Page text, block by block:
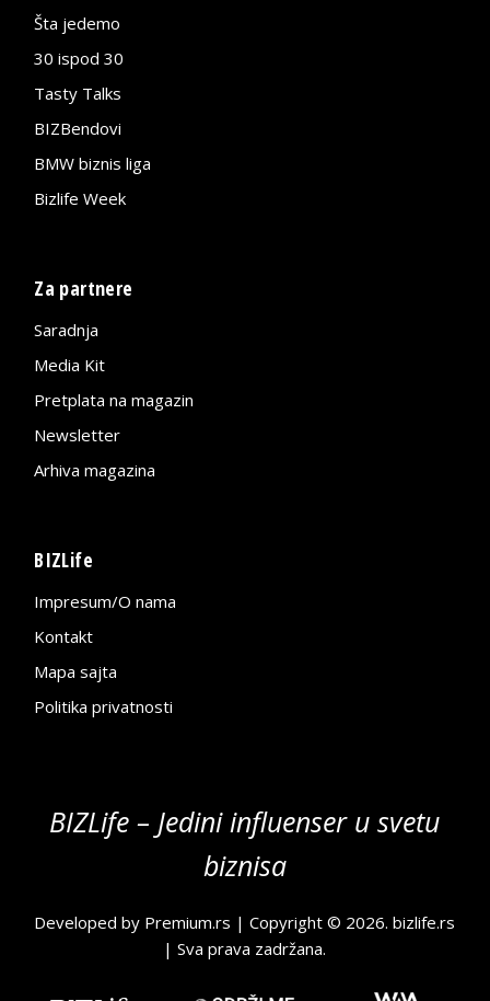
Šta jedemo
30 ispod 30
Tasty Talks
BIZBendovi
BMW biznis liga
Bizlife Week
Za partnere
Saradnja
Media Kit
Pretplata na magazin
Newsletter
Arhiva magazina
BIZLife
Impresum/O nama
Kontakt
Mapa sajta
Politika privatnosti
BIZLife – Jedini influenser u svetu
biznisa
Developed by Premium.rs | Copyright © 2026.bizlife.rs
| Sva prava zadržana.